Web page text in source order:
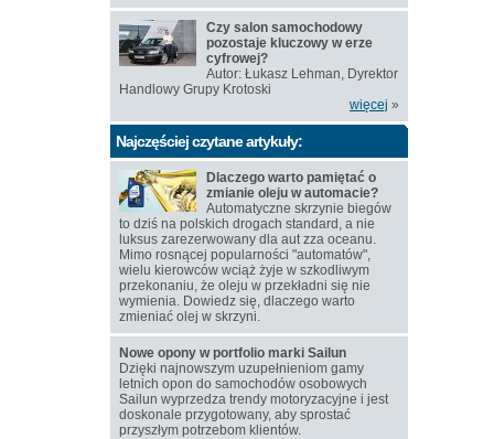
Czy salon samochodowy
pozostaje kluczowy w erze
cyfrowej?
Autor: Łukasz Lehman, Dyrektor
Handlowy Grupy Krotoski
więcej »
Najczęściej czytane artykuły:
Dlaczego warto pamiętać o
zmianie oleju w automacie?
Automatyczne skrzynie biegów
to dziś na polskich drogach standard, a nie
luksus zarezerwowany dla aut zza oceanu.
Mimo rosnącej popularności "automatów",
wielu kierowców wciąż żyje w szkodliwym
przekonaniu, że oleju w przekładni się nie
wymienia. Dowiedz się, dlaczego warto
zmieniać olej w skrzyni.
Nowe opony w portfolio marki Sailun
Dzięki najnowszym uzupełnieniom gamy
letnich opon do samochodów osobowych
Sailun wyprzedza trendy motoryzacyjne i jest
doskonale przygotowany, aby sprostać
przyszłym potrzebom klientów.